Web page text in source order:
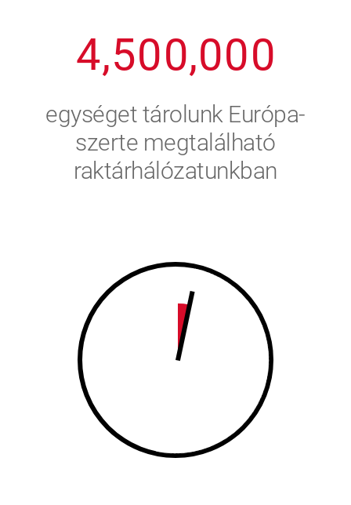
4
5
6
7
0
,5
6
7
8
0
00,000
egységet tárolunk Európa-
szerte megtalálható
raktárhálózatunkban